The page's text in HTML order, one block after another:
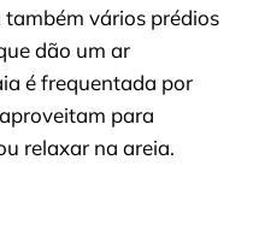
também vários prédios
dão um ar
é frequentada por
para
relaxar na areia.